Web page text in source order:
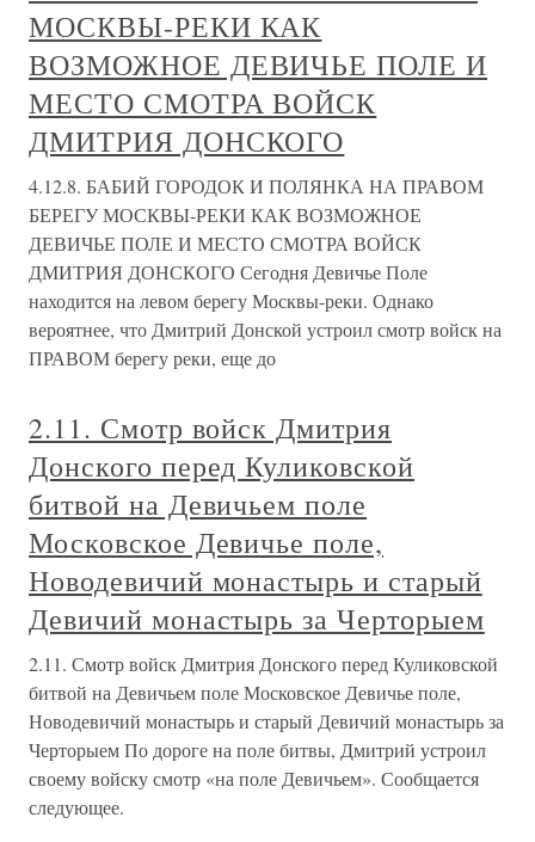
МОСКВЫ-РЕКИ КАК
ВОЗМОЖНОЕ ДЕВИЧЬЕ ПОЛЕ И
МЕСТО СМОТРА ВОЙСК
ДМИТРИЯ ДОНСКОГО
4.12.8. БАБИЙ ГОРОДОК И ПОЛЯНКА НА ПРАВОМ
БЕРЕГУ МОСКВЫ-РЕКИ КАК ВОЗМОЖНОЕ
ДЕВИЧЬЕ ПОЛЕ И МЕСТО СМОТРА ВОЙСК
ДМИТРИЯ ДОНСКОГО Сегодня Девичье Поле
находится на левом берегу Москвы-реки. Однако
вероятнее, что Дмитрий Донской устроил смотр войск на
ПРАВОМ берегу реки, еще до
2.11. Смотр войск Дмитрия
Донского перед Куликовской
битвой на Девичьем поле
Московское Девичье поле,
Новодевичий монастырь и старый
Девичий монастырь за Черторыем
2.11. Смотр войск Дмитрия Донского перед Куликовской
битвой на Девичьем поле Московское Девичье поле,
Новодевичий монастырь и старый Девичий монастырь за
Черторыем По дороге на поле битвы, Дмитрий устроил
своему войску смотр «на поле Девичьем». Сообщается
следующее.